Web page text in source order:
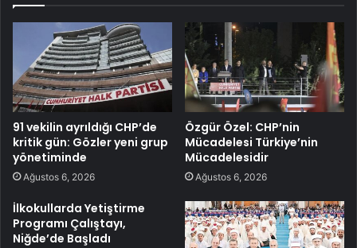
91 vekilin ayrıldığı CHP’de
kritik gün: Gözler yeni grup
yönetiminde
Ağustos 6, 2026
Özgür Özel: CHP’nin
Mücadelesi Türkiye’nin
Mücadelesidir
Ağustos 6, 2026
İlkokullarda Yetiştirme
Programı Çalıştayı,
Niğde’de Başladı